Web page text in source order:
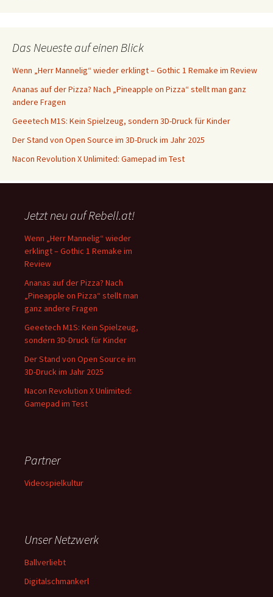
Das Neueste auf einen Blick
Wenn „Herr Mannelig“ wieder erklingt – Gothic 1 Remake im Review
Ananas auf der Pizza? Nach „Pineapple on Pizza“ stellt man ganz
andere Fragen
Geeetech M1S: Kein Spielzeug, sondern 3D-Druck für Kinder
Der Stand von Open Source im 3D-Druck im Jahr 2025
Nacon Revolution X Unlimited: Gamepad im Test
Jetzt neu auf Rebell.at!
Wenn „Herr Mannelig“ wieder
erklingt – Gothic 1 Remake im
Review
Ananas auf der Pizza? Nach
„Pineapple on Pizza“ stellt man
ganz andere Fragen
Geeetech M1S: Kein Spielzeug,
sondern 3D-Druck für Kinder
Der Stand von Open Source im
3D-Druck im Jahr 2025
Nacon Revolution X Unlimited:
Gamepad im Test
Partner
Videospielkultur
Unser Netzwerk
Ballverliebt
Digitalschmankerl